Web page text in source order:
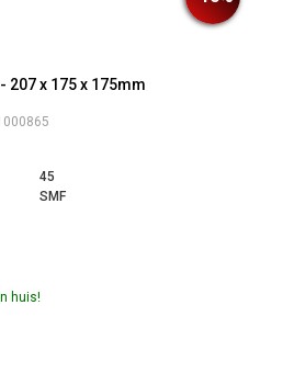
207 x 175 x 175mm
45
SMF
huis!